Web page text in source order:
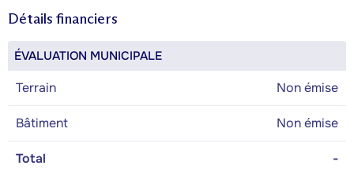
Détails financiers
ÉVALUATION MUNICIPALE
Terrain Non émise
Bâtiment Non émise
Total
-